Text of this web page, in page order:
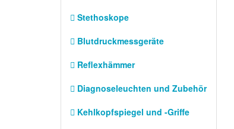
Stethoskope
Blutdruckmessgeräte
Reflexhämmer
Diagnoseleuchten und Zubehör
Kehlkopfspiegel und -Griffe